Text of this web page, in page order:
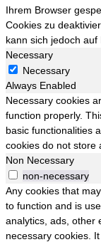
Ihrem Browser
Cookies zu
kann sich jedoch auf
Necessary
Necessary
Always Enabled
Necessary cookies
function properly.
basic functionalities
cookies do not store
Non Necessary
non-necessary
Any cookies that
to function and is
analytics, ads, other
necessary cookies.